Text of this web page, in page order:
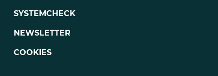
SYSTEMCHECK
NEWSLETTER
COOKIES